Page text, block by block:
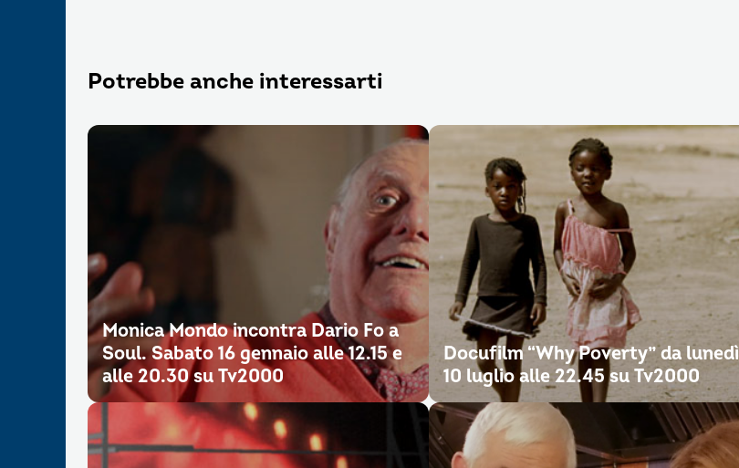
Potrebbe anche interessarti
Monica Mondo incontra Dario Fo a
Soul. Sabato 16 gennaio alle 12.15 e
alle 20.30 su Tv2000
Docufilm “Why Poverty” da lunedì
10 luglio alle 22.45 su Tv2000